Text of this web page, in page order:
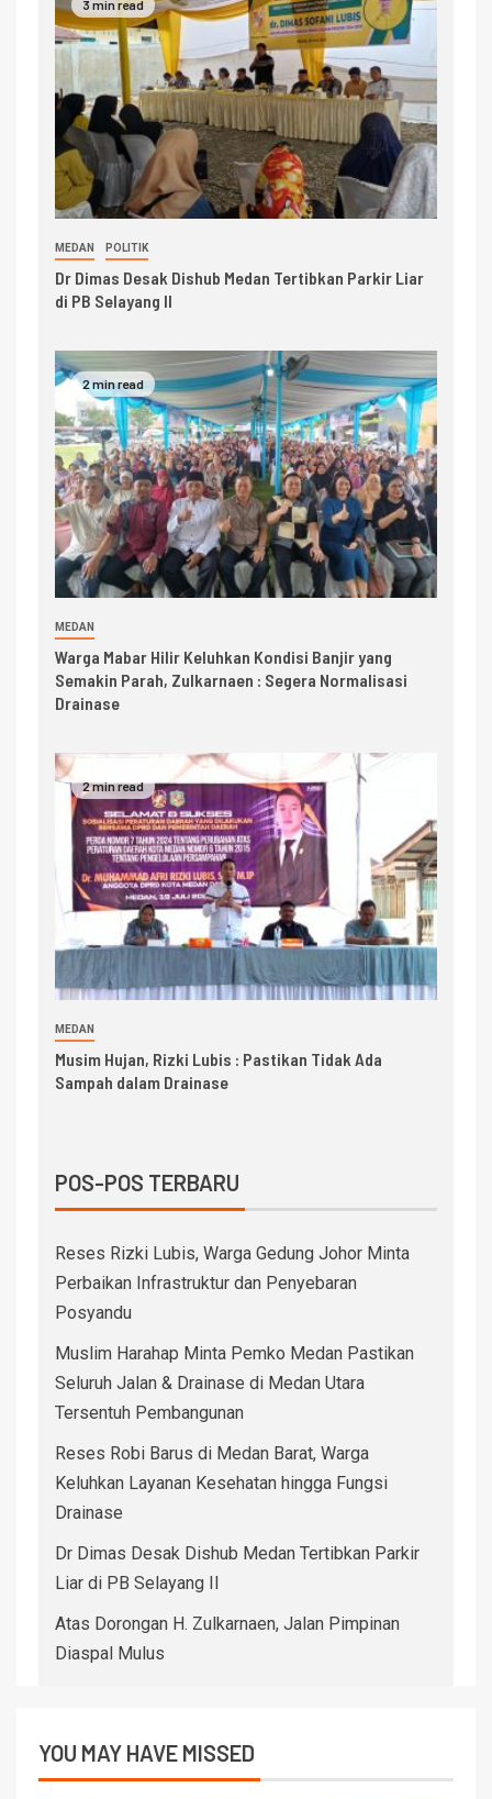
3 min read
MEDAN POLITIK
Dr Dimas Desak Dishub Medan Tertibkan Parkir Liar
di PB Selayang II
2 min read
MEDAN
Warga Mabar Hilir Keluhkan Kondisi Banjir yang
Semakin Parah, Zulkarnaen : Segera Normalisasi
Drainase
2 min read
MEDAN
Musim Hujan, Rizki Lubis : Pastikan Tidak Ada
Sampah dalam Drainase
POS-POS TERBARU
Reses Rizki Lubis, Warga Gedung Johor Minta
Perbaikan Infrastruktur dan Penyebaran
Posyandu
Muslim Harahap Minta Pemko Medan Pastikan
Seluruh Jalan & Drainase di Medan Utara
Tersentuh Pembangunan
Reses Robi Barus di Medan Barat, Warga
Keluhkan Layanan Kesehatan hingga Fungsi
Drainase
Dr Dimas Desak Dishub Medan Tertibkan Parkir
Liar di PB Selayang II
Atas Dorongan H. Zulkarnaen, Jalan Pimpinan
Diaspal Mulus
YOU MAY HAVE MISSED